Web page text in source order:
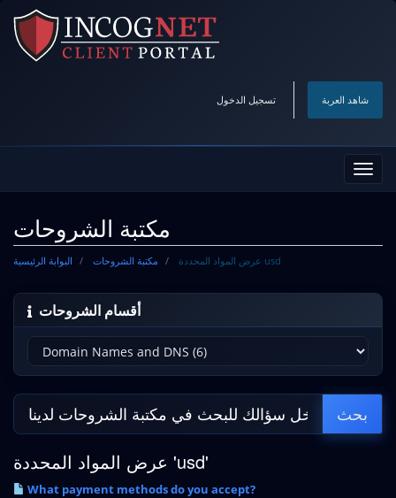
تسجيل الدخول شاهد العربة
تبديل
التنقل
مكتبة الشروحات
البوابة الرئيسية مكتبة الشروحات عرض المواد المحددة usd
أقسام الشروحات
عرض المواد المحددة 'usd'
What payment methods do you accept?